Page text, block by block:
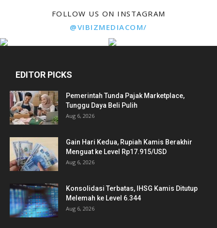
FOLLOW US ON INSTAGRAM
@VIBIZMEDIACOM/
EDITOR PICKS
Pemerintah Tunda Pajak Marketplace,
Tunggu Daya Beli Pulih
Aug 6, 2026
Gain Hari Kedua, Rupiah Kamis Berakhir
Menguat ke Level Rp17.915/USD
Aug 6, 2026
Konsolidasi Terbatas, IHSG Kamis Ditutup
Melemah ke Level 6.344
Aug 6, 2026